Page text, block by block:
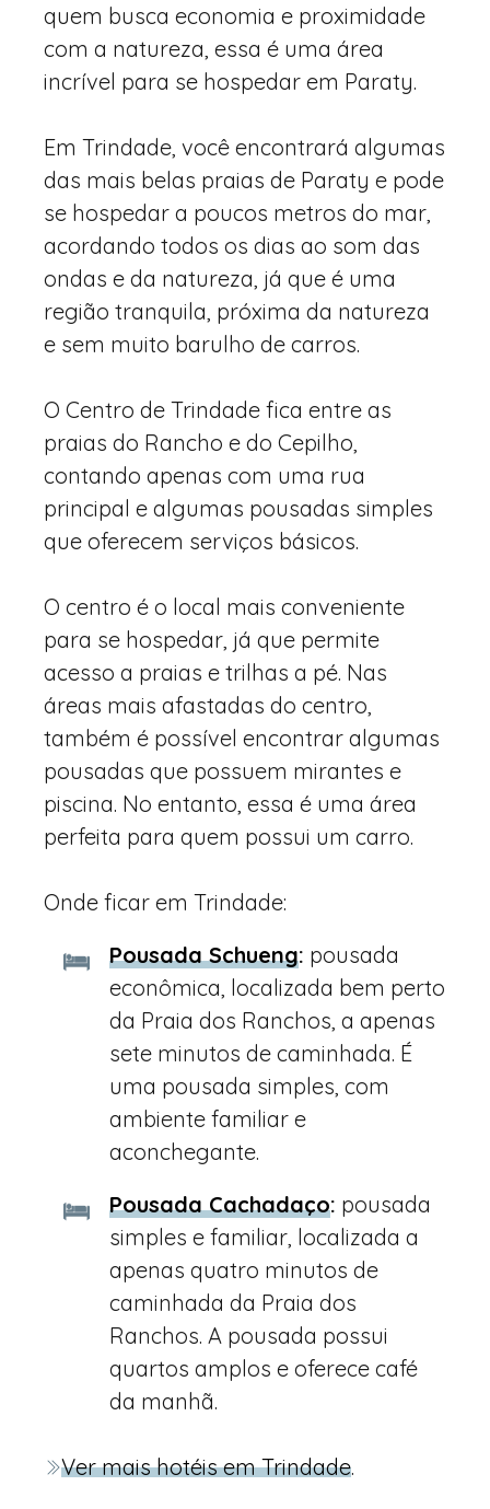
quem busca economia e proximidade
com a natureza, essa é uma área
incrível para se hospedar em Paraty.
Em Trindade, você encontrará algumas
das mais belas praias de Paraty e pode
se hospedar a poucos metros do mar,
acordando todos os dias ao som das
ondas e da natureza, já que é uma
região tranquila, próxima da natureza
e sem muito barulho de carros.
O Centro de Trindade fica entre as
praias do Rancho e do Cepilho,
contando apenas com uma rua
principal e algumas pousadas simples
que oferecem serviços básicos.
O centro é o local mais conveniente
para se hospedar, já que permite
acesso a praias e trilhas a pé. Nas
áreas mais afastadas do centro,
também é possível encontrar algumas
pousadas que possuem mirantes e
piscina. No entanto, essa é uma área
perfeita para quem possui um carro.
Onde ficar em Trindade:
Pousada Schueng: pousada
econômica, localizada bem perto
da Praia dos Ranchos, a apenas
sete minutos de caminhada. É
uma pousada simples, com
ambiente familiar e
aconchegante.
Pousada Cachadaço: pousada
simples e familiar, localizada a
apenas quatro minutos de
caminhada da Praia dos
Ranchos. A pousada possui
quartos amplos e oferece café
da manhã.
Ver mais hotéis em Trindade.